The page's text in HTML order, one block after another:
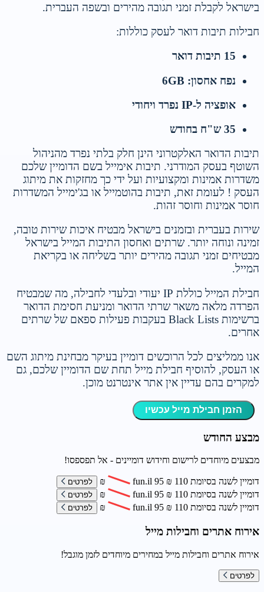
בישראל לקבלת זמני תגובה מהירים ובשפה העברית.
חבילות תיבות דואר לעסק כוללות:
15 תיבות דואר
נפח אחסון: 6GB
אופציה ל-IP נפרד ויחודי
35 ש"ח בחודש
תיבות הדואר האלקטרוני הינן חלק בלתי נפרד מהניהול
השוטף בעסק המודרני. תיבות אימייל בשם הדומיין שלכם
משדרות אמינות ומקצועיות ועל ידי כך מחזקות את מיתוג
העסק ! לעומת זאת, תיבות בהוטמייל או בג'ימייל המשדרות
חוסר אמינות וחוסר זהות.
שירות בעברית ובזמנים בישראל מבטיח איכות שירות טובה,
זמינה ונוחה יותר. שרתים ואחסון התיבות המייל בישראל
מבטיחים זמני תגובה מהירים יותר בשליחה או בקריאת
המייל.
חבילת המייל כוללת IP יעודי ובלעדי לחבילה, מה שמבטיח
הפרדה מלאה משאר שרתי הדואר ומניעת חסימת הדואר
ברשימות Black Lists בעקבות פעילות ספאם של שרתים
אחרים.
אנו ממליצים לכל הרוכשים דומיין בעיקר מבחינת מיתוג השם
או העסק, להוסיף חבילת מייל תחת שם הדומיין שלכם, גם
למקרים בהם עדיין אין אתר אינטרנט מוכן.
הזמן חבילת מייל עכשיו
מבצע החודש
מבצעים מיוחדים לרישום וחידוש דומיינים - אל תפספסו!
דומיין לשנה בסיומת fun.il 95 ₪ 110
₪ לפרטים
דומיין לשנה בסיומת fun.il 95 ₪ 110
₪ לפרטים
דומיין לשנה בסיומת fun.il 95 ₪ 110
₪ לפרטים
אירוח אתרים וחבילות מייל
אירוח אתרים וחבילות מייל במחירים מיוחדים לזמן מוגבל!
לפרטים